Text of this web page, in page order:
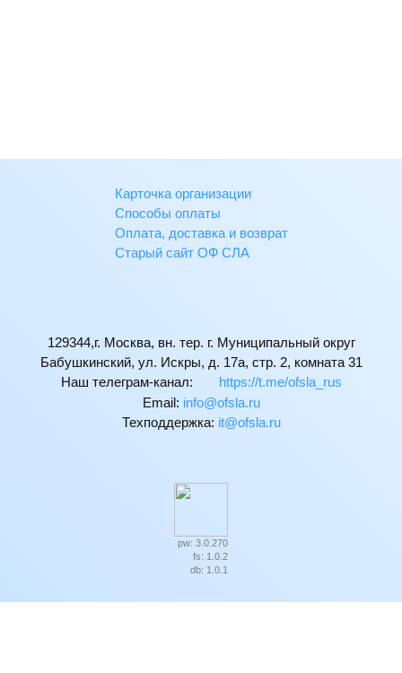
Карточка организации
Способы оплаты
Оплата, доставка и возврат
Старый сайт ОФ СЛА
129344,г. Москва, вн. тер. г. Муниципальный округ
Бабушкинский, ул. Искры, д. 17а, стр. 2, комната 31
Наш телеграм-канал:
https://t.me/ofsla_rus
Email: ur.alsfo@ofni
Техподдержка: ur.alsfo@ti
pw: 3.0.270
fs: 1.0.2
db: 1.0.1